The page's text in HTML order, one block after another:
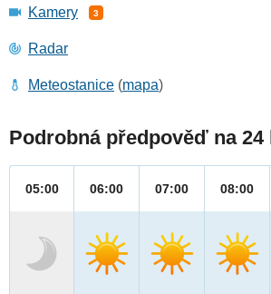
Kamery 3
Radar
Meteostanice (mapa)
Podrobná předpověď na 24
05:00 06:00 07:00 08:00